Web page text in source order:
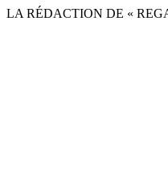
LA RÉDACTION DE «